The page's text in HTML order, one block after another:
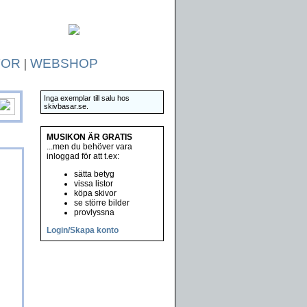
| WEBSHOP
Inga exemplar till salu hos
skivbasar.se.
MUSIKON ÄR GRATIS
...men du behöver vara
inloggad för att t.ex:
sätta betyg
vissa listor
köpa skivor
se större bilder
provlyssna
Login/Skapa konto